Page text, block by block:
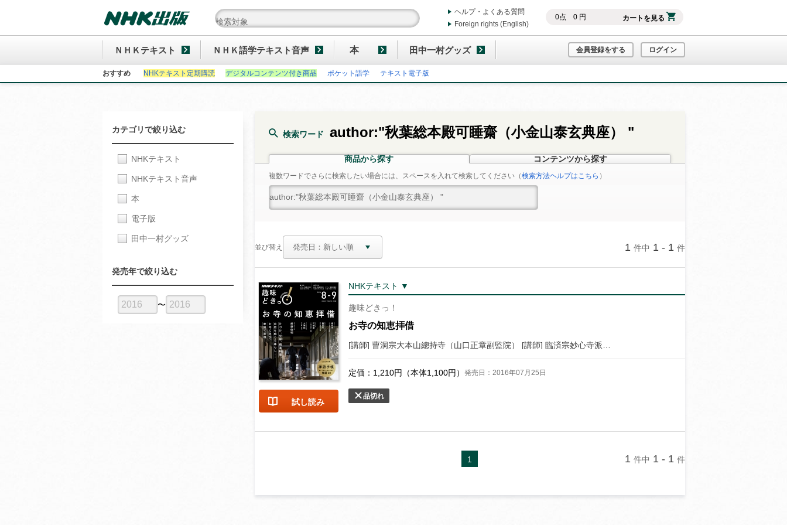
0点 0円 カートを見る
ヘルプ・よくある質問
Foreign rights (English)
ＮＨＫテキスト ＮＨＫ語学テキスト音声 本 田中一村グッズ 会員登録をする ログイン
おすすめ NHKテキスト定期購読 デジタルコンテンツ付き商品 ポケット語学 テキスト電子版
検索ワード author:"秋葉総本殿可睡齋（小金山泰玄典座） "
商品から探す コンテンツから探す
複数ワードでさらに検索したい場合には、スペースを入れて検索してください（検索方法ヘルプはこちら ）
並び替え 1 件中 1 - 1 件
試し読み
NHKテキスト ▼
趣味どきっ！
お寺の知恵拝借
定価： 1,210円（本体1,100円） 発売日：2016年07月25日
品切れ
1 1 件中 1 - 1 件
カテゴリで絞り込む
NHKテキスト
NHKテキスト音声
本
電子版
田中一村グッズ
発売年で絞り込む
〜